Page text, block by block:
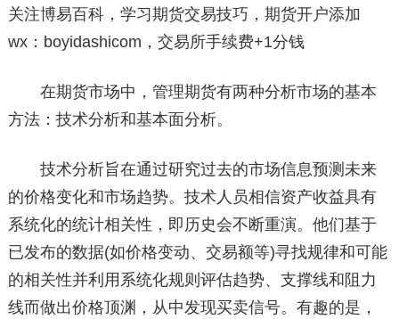
关注博易百科，学习期货交易技巧，期货开户添加
wx：boyidashicom，交易所手续费+1分钱
在期货市场中，管理期货有两种分析市场的基本
方法：技术分析和基本面分析。
技术分析旨在通过研究过去的市场信息预测未来
的价格变化和市场趋势。技术人员相信资产收益具有
系统化的统计相关性，即历史会不断重演。他们基于
已发布的数据(如价格变动、交易额等)寻找规律和可能
的相关性并利用系统化规则评估趋势、支撑线和阻力
线而做出价格顶渊，从中发现买卖信号。有趣的是，